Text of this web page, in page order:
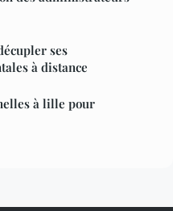
ses
à distance
à lille pour